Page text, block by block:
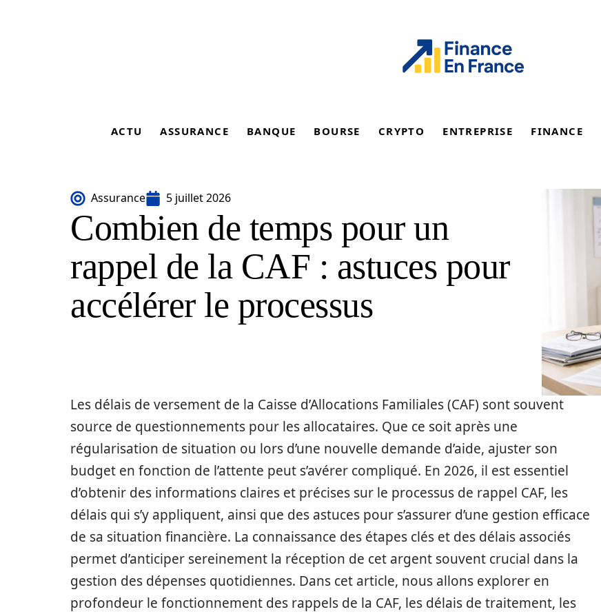
ACTU ASSURANCE BANQUE BOURSE CRYPTO ENTREPRISE FINANCE
Assurance 5 juillet 2026
Combien de temps pour un
rappel de la CAF : astuces pour
accélérer le processus
Les délais de versement de la Caisse d’Allocations Familiales (CAF) sont souvent
source de questionnements pour les allocataires. Que ce soit après une
régularisation de situation ou lors d’une nouvelle demande d’aide, ajuster son
budget en fonction de l’attente peut s’avérer compliqué. En 2026, il est essentiel
d’obtenir des informations claires et précises sur le processus de rappel CAF, les
délais qui s’y appliquent, ainsi que des astuces pour s’assurer d’une gestion efficace
de sa situation financière. La connaissance des étapes clés et des délais associés
permet d’anticiper sereinement la réception de cet argent souvent crucial dans la
gestion des dépenses quotidiennes. Dans cet article, nous allons explorer en
profondeur le fonctionnement des rappels de la CAF, les délais de traitement, les